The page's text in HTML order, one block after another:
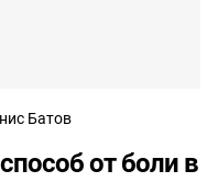
Батов
от боли в